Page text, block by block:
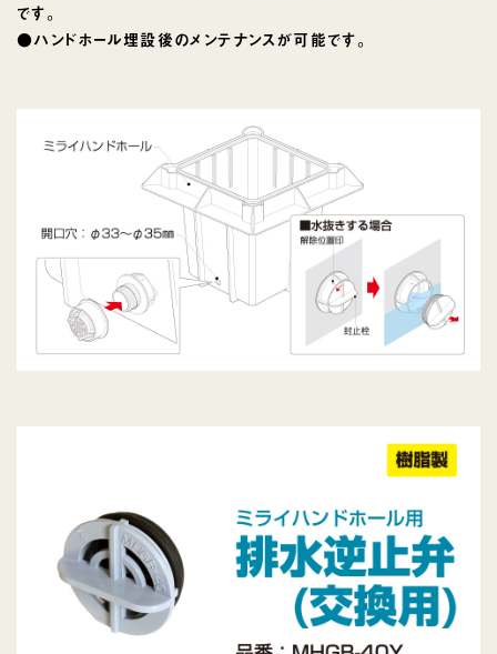
です。
●ハンドホール埋設後のメンテナンスが可能です。